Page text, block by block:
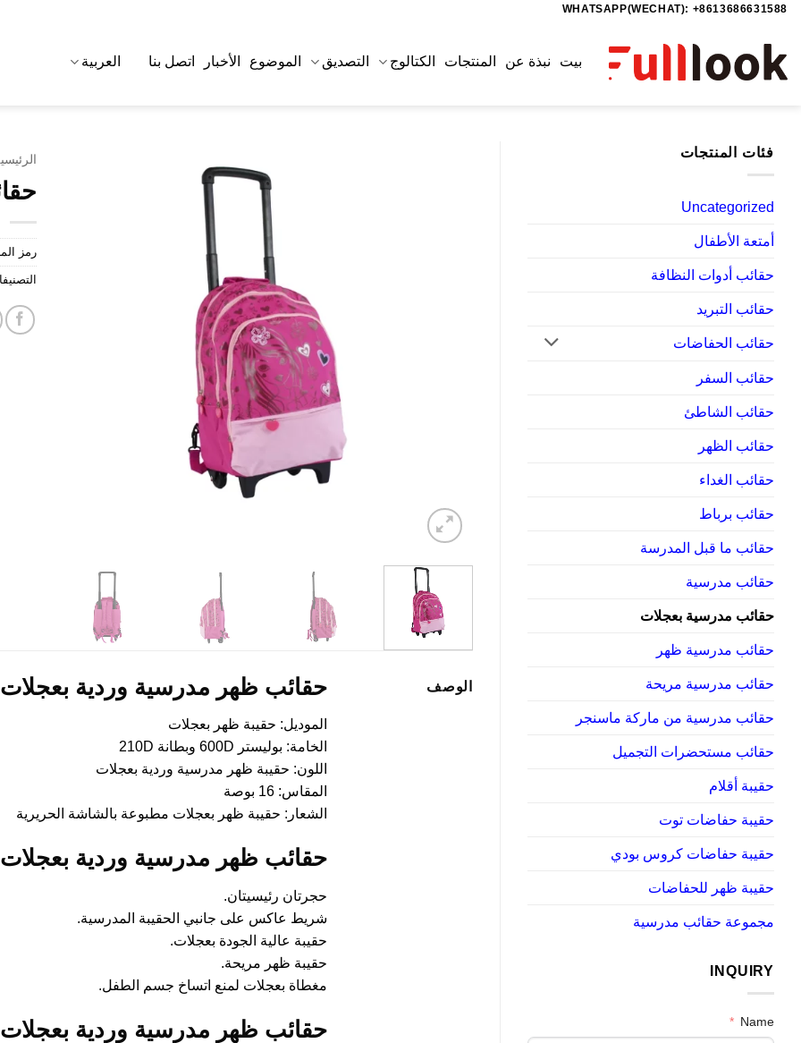
تخطي
WHATSAPP(WECHAT): +8613686631588
بيت نبذة عن المنتجات الكتالوج التصديق الموضوع الأخبار اتصل بنا العربية
فئات المنتجات
Uncategorized
أمتعة الأطفال
حقائب أدوات النظافة
حقائب التبريد
حقائب الحفاضات
حقائب السفر
حقائب الشاطئ
حقائب الظهر
حقائب الغداء
حقائب برباط
حقائب ما قبل المدرسة
حقائب مدرسية
حقائب مدرسية بعجلات
حقائب مدرسية ظهر
حقائب مدرسية مريحة
حقائب مدرسية من ماركة ماسنجر
حقائب مستحضرات التجميل
حقيبة أقلام
حقيبة حفاضات توت
حقيبة حفاضات كروس بودي
حقيبة ظهر للحفاضات
مجموعة حقائب مدرسية
INQUIRY
Name
رمز
الوصف حقائب ظهر مدرسية وردية بعجلات
الموديل: حقيبة ظهر بعجلات
الخامة: بوليستر 600D وبطانة 210D
اللون: حقيبة ظهر مدرسية وردية بعجلات
المقاس: 16 بوصة
الشعار: حقيبة ظهر بعجلات مطبوعة بالشاشة الحريرية
حقائب ظهر مدرسية وردية بعجلات
حجرتان رئيسيتان.
شريط عاكس على جانبي الحقيبة المدرسية.
حقيبة عالية الجودة بعجلات.
حقيبة ظهر مريحة.
مغطاة بعجلات لمنع اتساخ جسم الطفل.
حقائب ظهر مدرسية وردية بعجلات